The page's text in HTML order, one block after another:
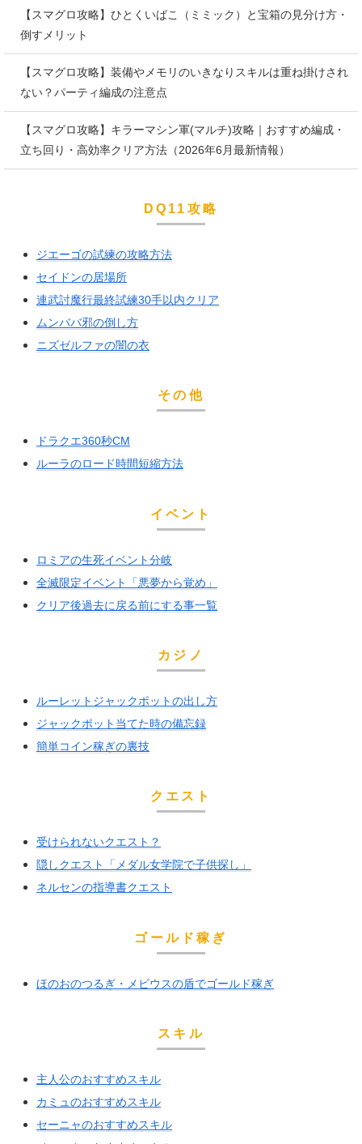
【スマグロ攻略】ひとくいばこ（ミミック）と宝箱の見分け方・
倒すメリット
【スマグロ攻略】装備やメモリのいきなりスキルは重ね掛けされ
ない？パーティ編成の注意点
【スマグロ攻略】キラーマシン軍(マルチ)攻略｜おすすめ編成・
立ち回り・高効率クリア方法（2026年6月最新情報）
DQ11攻略
ジエーゴの試練の攻略方法
セイドンの居場所
連武討魔行最終試練30手以内クリア
ムンババ邪の倒し方
ニズゼルファの闇の衣
その他
ドラクエ360秒CM
ルーラのロード時間短縮方法
イベント
ロミアの生死イベント分岐
全滅限定イベント「悪夢から覚め」
クリア後過去に戻る前にする事一覧
カジノ
ルーレットジャックポットの出し方
ジャックポット当てた時の備忘録
簡単コイン稼ぎの裏技
クエスト
受けられないクエスト？
隠しクエスト「メダル女学院で子供探し」
ネルセンの指導書クエスト
ゴールド稼ぎ
ほのおのつるぎ・メビウスの盾でゴールド稼ぎ
スキル
主人公のおすすめスキル
カミュのおすすめスキル
セーニャのおすすめスキル